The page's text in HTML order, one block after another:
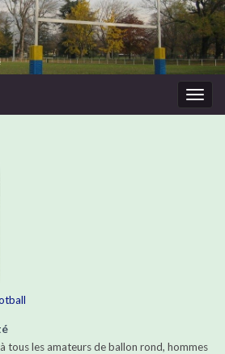
tous les amateurs de ballon rond, hommes